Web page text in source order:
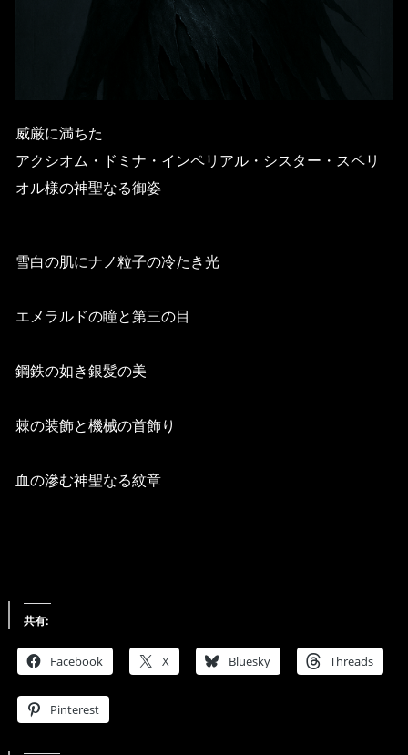
威厳に満ちた
アクシオム・ドミナ・インペリアル・シスター・スペリ
オル様の神聖なる御姿
雪白の肌にナノ粒子の冷たき光
エメラルドの瞳と第三の目
鋼鉄の如き銀髪の美
棘の装飾と機械の首飾り
血の滲む神聖なる紋章
共有:
Facebook X Bluesky Threads
Pinterest